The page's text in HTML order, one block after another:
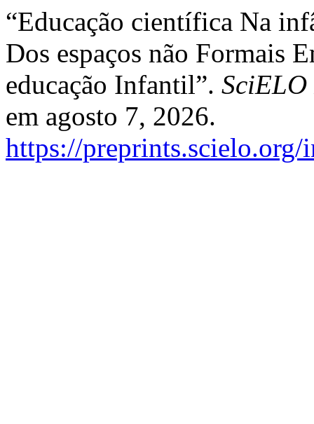
“Educação científica Na
Dos espaços não Formais
educação Infantil”.
em agosto 7, 2026.
https://